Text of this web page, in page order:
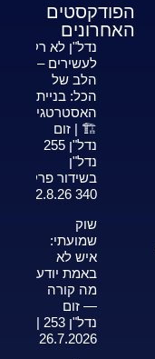
הפודקסטים
האחרונים
נדל"ן לא רק
לעשירים –
הלב של
הכל: בניית
האסטרטגיה
🏗️ | זום
נדל"ן 255
נדל"ן
בשידור פרק
340 2.8.26
שוק
שמועתי:
איש לא
באמת יודע
מה קורה
— זום
נדל"ן 253 |
26.7.2026